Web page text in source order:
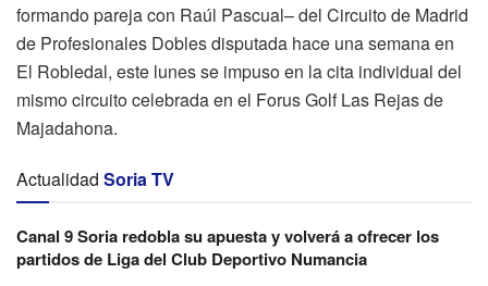
formando pareja con Raúl Pascual– del Circuito de Madrid
de Profesionales Dobles disputada hace una semana en
El Robledal, este lunes se impuso en la cita individual del
mismo circuito celebrada en el Forus Golf Las Rejas de
Majadahona.
Actualidad Soria TV
Canal 9 Soria redobla su apuesta y volverá a ofrecer los
partidos de Liga del Club Deportivo Numancia